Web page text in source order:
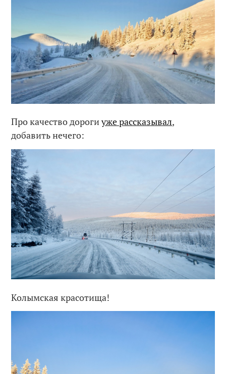
Про качество дорогиуже рассказывал,
добавить нечего:
Колымская красотища!